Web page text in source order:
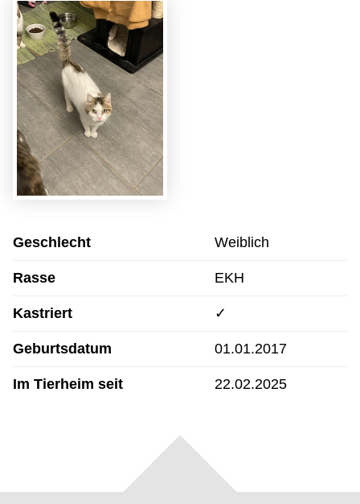
Geschlecht Weiblich
Rasse EKH
Kastriert ✓
Geburtsdatum 01.01.2017
Im Tierheim seit 22.02.2025